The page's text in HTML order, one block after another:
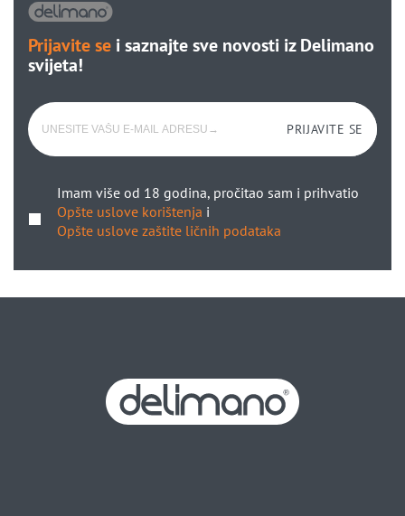
Prijavite se i saznajte sve novosti iz Delimano
svijeta!
PRIJAVITE SE
Imam više od 18 godina, pročitao sam i prihvatio
Opšte uslove korištenja i
Opšte uslove zaštite ličnih podataka